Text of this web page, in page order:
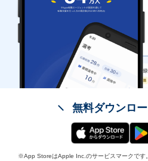
無料ダウンロ
※App StoreはApple Inc.のサービスマークです。